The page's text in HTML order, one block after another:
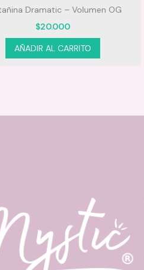
Dramatic – Volumen OG
$20.000
AÑADIR AL CARRITO